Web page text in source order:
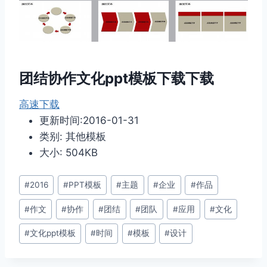
团结协作文化ppt模板下载下载
高速下载
更新时间:2016-01-31
类别: 其他模板
大小: 504KB
文
章
标
签：
#2016 #PPT模板 #主题 #企业 #作品
#作文 #协作 #团结 #团队 #应用 #文化
#文化ppt模板 #时间 #模板 #设计